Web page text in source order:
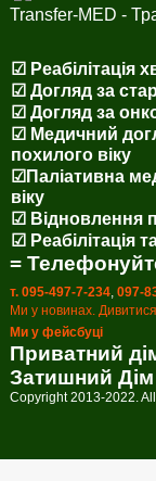
Transfer-MED -
☑ Реабілітація
☑ Догляд за
☑ Догляд за
☑ Медичний
похилого віку
☑Паліативна
віку
☑ Відновлення
☑ Реабілітація
=
т. 095-497-7-234, 097-
Ми у новинах.
Ми у фейсбуці
Приватний
Затишний Дім
Copyright 2013-2022.